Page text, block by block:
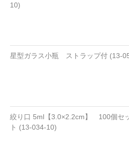
10)
星型ガラス小瓶 ストラップ付 (13-
絞り口 5ml【3.0×2.2cm】 100個セ
ト (13-034-10)